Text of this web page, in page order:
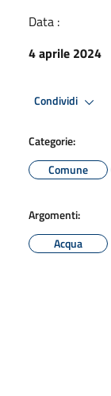
Data :
4 aprile 2024
Condividi
Categorie:
Comune
Argomenti:
Acqua